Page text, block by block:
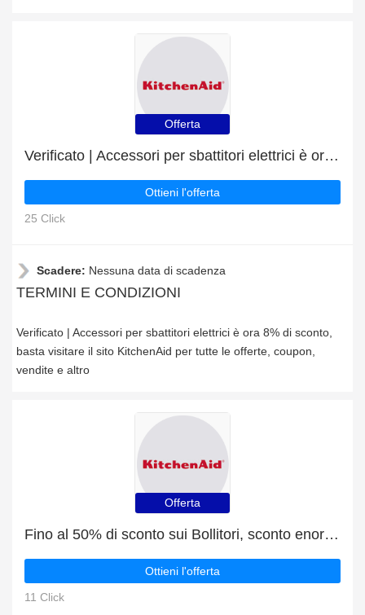
Offerta
Verificato | Accessori per sbattitori elettrici è ora 8% di sconto
Ottieni l'offerta
25 Click
Scadere: Nessuna data di scadenza
TERMINI E CONDIZIONI
Verificato | Accessori per sbattitori elettrici è ora 8% di sconto,
basta visitare il sito KitchenAid per tutte le offerte, coupon,
vendite e altro
Offerta
Fino al 50% di sconto sui Bollitori, sconto enorme, compra ora!
Ottieni l'offerta
11 Click